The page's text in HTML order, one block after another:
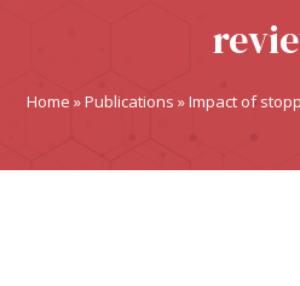
Home »Publications »Impact of